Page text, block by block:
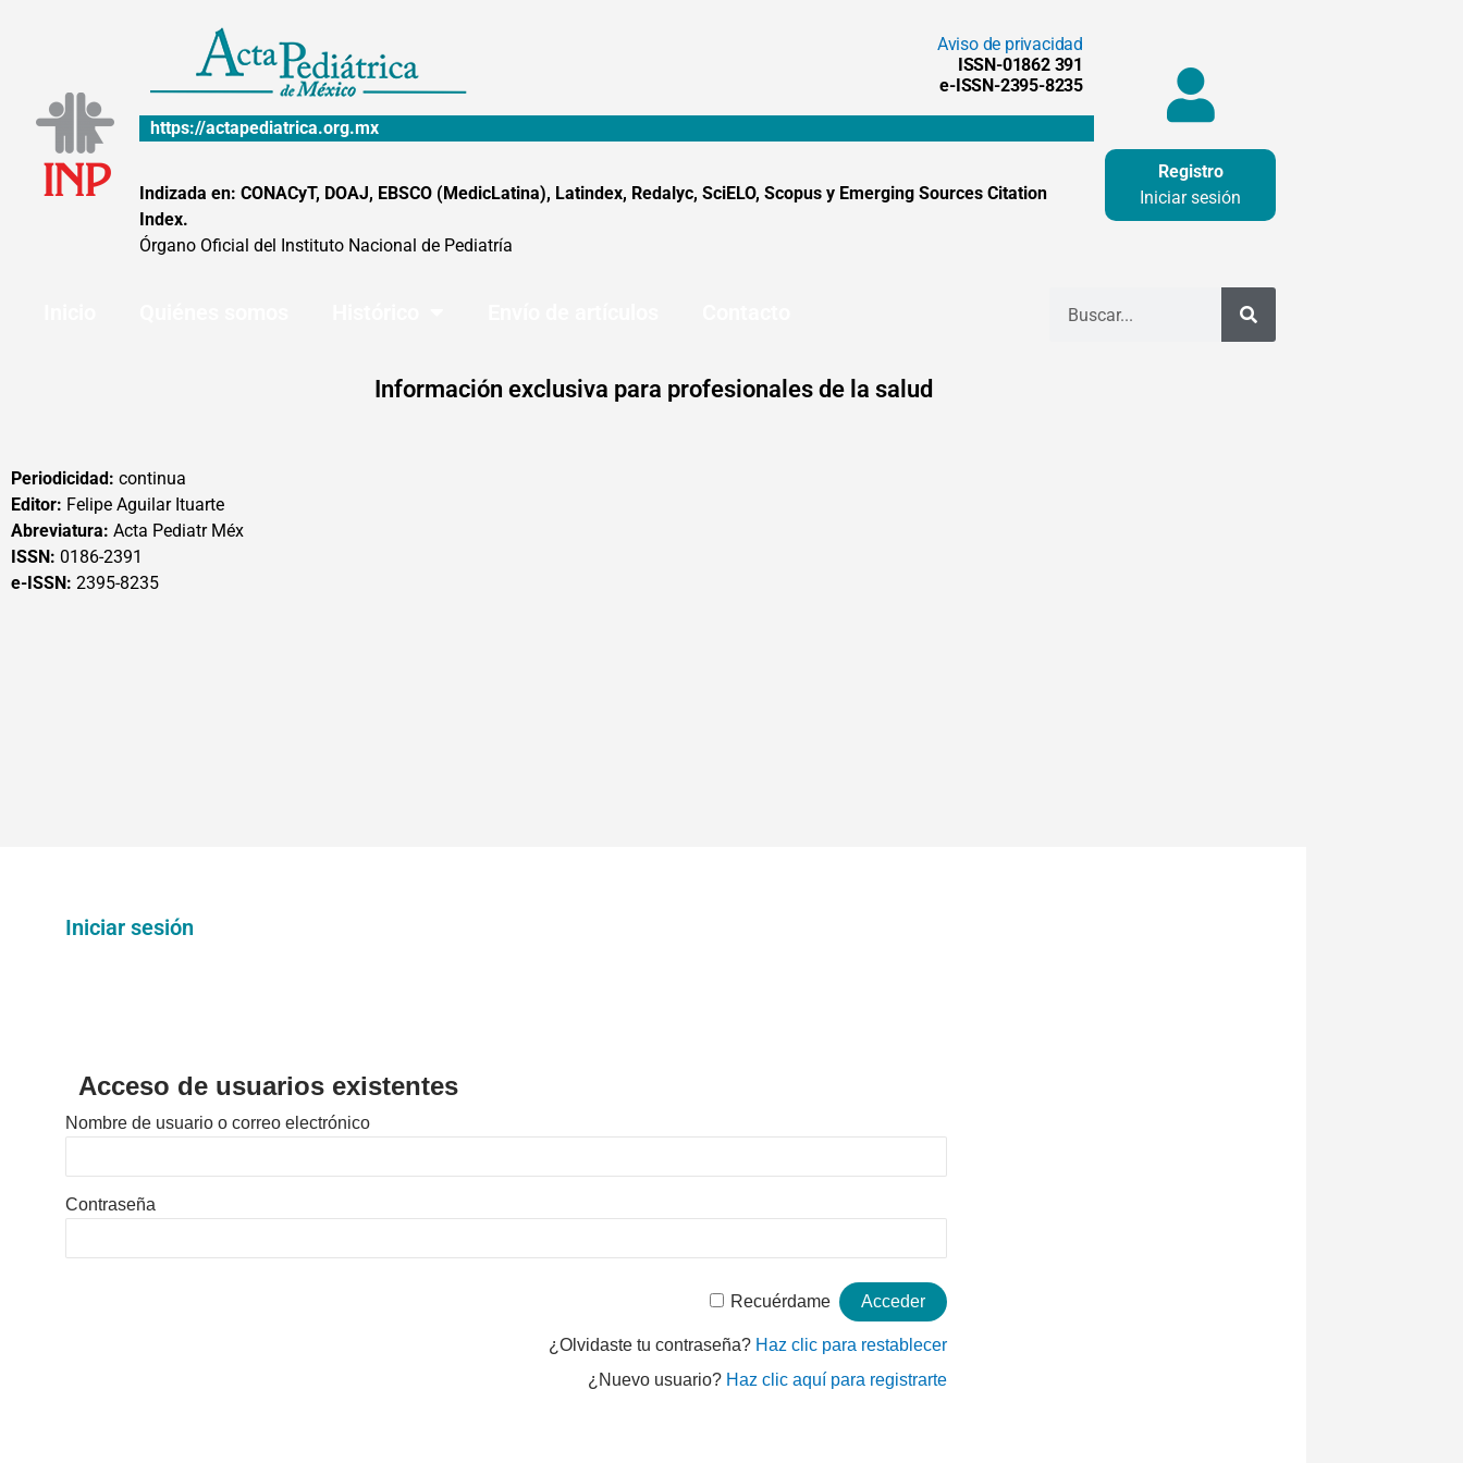
Aviso de privacidad
ISSN-01862 391
e-ISSN-2395-8235
https://actapediatrica.org.mx
Indizada en: CONACyT, DOAJ, EBSCO (MedicLatina), Latindex, Redalyc, SciELO, Scopus y Emerging Sources Citation
Index.
Órgano Oficial del Instituto Nacional de Pediatría
Registro
Iniciar sesión
Información exclusiva para profesionales de la salud
Periodicidad: continua
Editor: Felipe Aguilar Ituarte
Abreviatura: Acta Pediatr Méx
ISSN: 0186-2391
e-ISSN: 2395-8235
Iniciar sesión
Acceso de usuarios existentes
Nombre de usuario o correo electrónico
Contraseña
Recuérdame
¿Olvidaste tu contraseña? Haz clic para restablecer
¿Nuevo usuario? Haz clic aquí para registrarte